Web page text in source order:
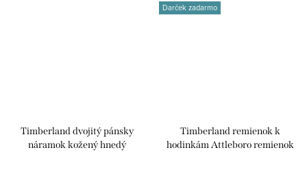
Timberland dvojitý pánsky
náramok kožený hnedý
Darček zadarmo
Timberland remienok k
hodinkám Attleboro remienok